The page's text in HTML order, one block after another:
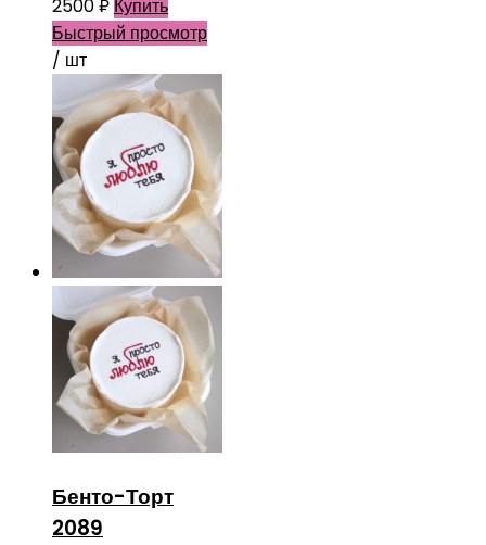
2500₽ Купить
Быстрый просмотр
/ шт
Бенто-Торт
2089